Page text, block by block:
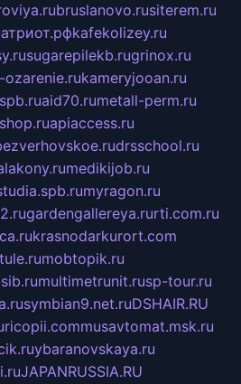
bruslanovo.rusiterem.ru
kafekolizey.ru
sugarepilekb.rugrinox.ru
ozarenie.rukameryjooan.ru
aid70.rumetall-perm.ru
apiaccess.ru
drsschool.ru
medikijob.ru
myragon.ru
gardengallereya.rurti.com.ru
krasnodarkurort.com
mobtopik.ru
multimetrunit.rusp-tour.ru
symbian9.net.ruDSHAIR.RU
musavtomat.msk.ru
ybaranovskaya.ru
JAPANRUSSIA.RU